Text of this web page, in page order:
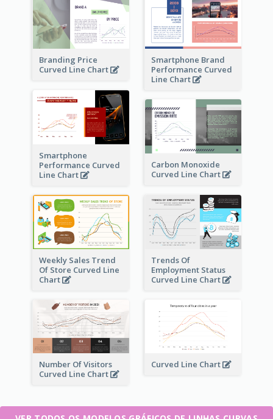
Branding Price
Curved Line Chart
Smartphone Brand
Performance Curved
Line Chart
Smartphone
Performance Curved
Line Chart
Carbon Monoxide
Curved Line Chart
Weekly Sales Trend
Of Store Curved Line
Chart
Trends Of
Employment Status
Curved Line Chart
Number Of Visitors
Curved Line Chart
Curved Line Chart